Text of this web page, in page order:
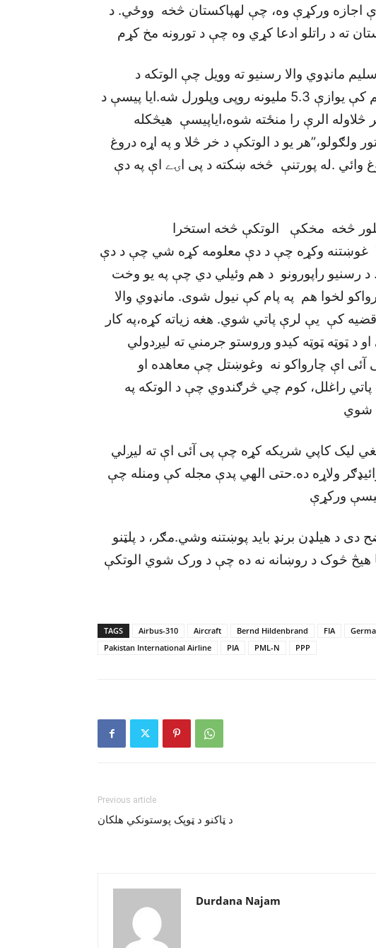
اجازه ورکړې وه، چې لهپاکستان څخه ووځي. د
ته د راتلو ادعا کړي وه چې د تورونه مخ کړم
مانډوي والا رسنيو ته وويل چې الوتکه د
مليونونو ډالرو په ارزښت وه خو په موزيم کې يوازې 5.3 مليونه روپی وپلورل شه.ايا پيسې د
الرې را منځته شوه،اياپيسې هيڅکله
ولګولو،”هر يو د الوتکې د خر څلا و په اړه دروغ
وائي .له پورتنې څخه ښکته د پی اۍے اې په دې
څخه مخکې الوتکې څخه استخرا
غوښتنه وکړه چې د دې معلومه کړه شي چې د دې
د رسنيو راپورونو د هم وئيلي دي چې په يو وخت
لخوا هم په پام کې نيول شوی. مانډوي والا
کې يې لرې پاتي شوي. هغه زياته کړه،په کار
د ټوټه ټوټه کيدو وروستو جرمني ته ليږدولي
اې چارواکو نه وغوښتل چې معاهده او
راغلل، کوم چي څرګندوي چې د الوتکه په
شوي
ليک کاپي شريکه کړه چې پی آئی اې ته ليږلي
ولاړه ده.حتی الهي پدې مجله کې ومنله چې
پيسې ورکړې
د هيلډن برنډ بايد پوښتنه وشي.مګر، د پلټنو
هيڅ څوک د روښانه نه ده چې د ورک شوي الوتکې
TAGS Airbus-310 Aircraft Bernd Hildenbrand FIA
Pakistan International Airline
PIA PML-N PPP
Previous article
د ټاکنو د ټوپک پوستونکي هلکان
Durdana Najam